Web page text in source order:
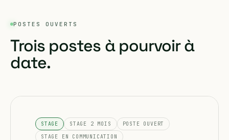
POSTES OUVERTS
Trois postes à pourvoir à
date.
STAGE STAGE 2 MOIS
POSTE OUVERT
STAGE EN COMMUNICATION